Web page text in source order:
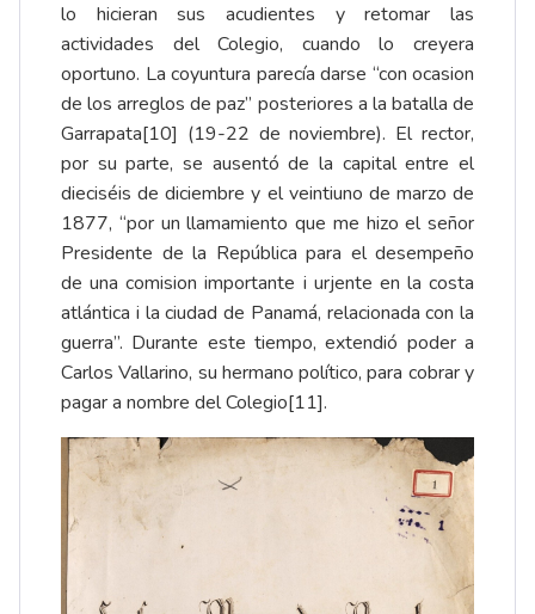
lo hicieran sus acudientes y retomar las
actividades del Colegio, cuando lo creyera
oportuno. La coyuntura parecía darse “con ocasion
de los arreglos de paz” posteriores a la batalla de
Garrapata[10] (19-22 de noviembre). El rector,
por su parte, se ausentó de la capital entre el
dieciséis de diciembre y el veintiuno de marzo de
1877, “por un llamamiento que me hizo el señor
Presidente de la República para el desempeño
de una comision importante i urjente en la costa
atlántica i la ciudad de Panamá, relacionada con la
guerra”. Durante este tiempo, extendió poder a
Carlos Vallarino, su hermano político, para cobrar y
pagar a nombre del Colegio[11].